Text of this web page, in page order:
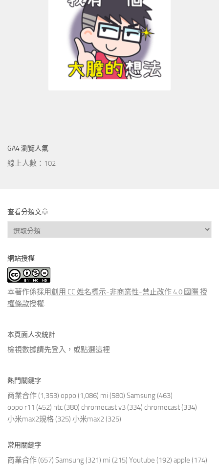
GA4 瀏覽人氣
線上人數：102
查看分類文章
查
看
類
文
章
網站授權
本著作係採用創用 CC 姓名標示-非商業性-禁止改作 4.0 國際 授
權條款授權.
本頁面人次統計
檢視數據請先登入，或點選這裡
熱門關鍵字
商業合作 (1,353) oppo (1,086) mi (580) Samsung (463)
oppo r11 (452) htc (380) chromecast v3 (334) chromecast (334)
小米max2規格 (325) 小米max2 (325)
常用關鍵字
商業合作 (657) Samsung (321) mi (215) Youtube (192) apple (174)